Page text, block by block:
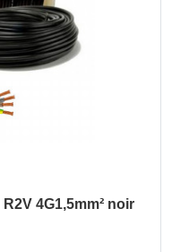
4G1,5mm² noir